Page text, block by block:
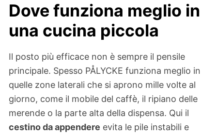
Dove funziona meglio in
una cucina piccola
Il posto più efficace non è sempre il pensile
principale. Spesso PÅLYCKE funziona meglio in
quelle zone laterali che si aprono mille volte al
giorno, come il mobile del caffè, il ripiano delle
merende o la parte alta della dispensa. Qui il
cestino da appendere evita le pile instabili e